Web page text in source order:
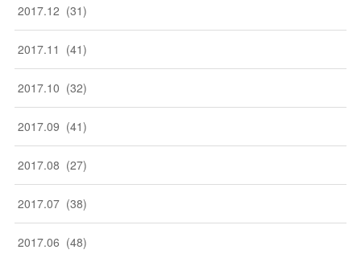
2017.12 (31)
2017.11 (41)
2017.10 (32)
2017.09 (41)
2017.08 (27)
2017.07 (38)
2017.06 (48)